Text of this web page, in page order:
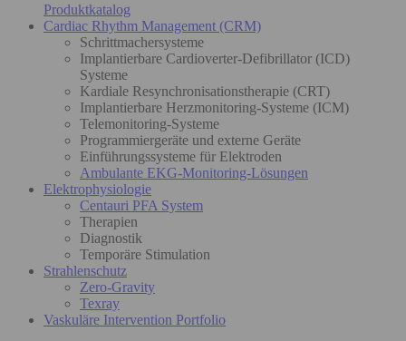
Produktkatalog
Cardiac Rhythm Management (CRM)
Schrittmachersysteme
Implantierbare Cardioverter-Defibrillator (ICD)
Systeme
Kardiale Resynchronisationstherapie (CRT)
Implantierbare Herzmonitoring-Systeme (ICM)
Telemonitoring-Systeme
Programmiergeräte und externe Geräte
Einführungssysteme für Elektroden
Ambulante EKG-Monitoring-Lösungen
Elektrophysiologie
Centauri PFA System
Therapien
Diagnostik
Temporäre Stimulation
Strahlenschutz
Zero-Gravity
Texray
Vaskuläre Intervention Portfolio